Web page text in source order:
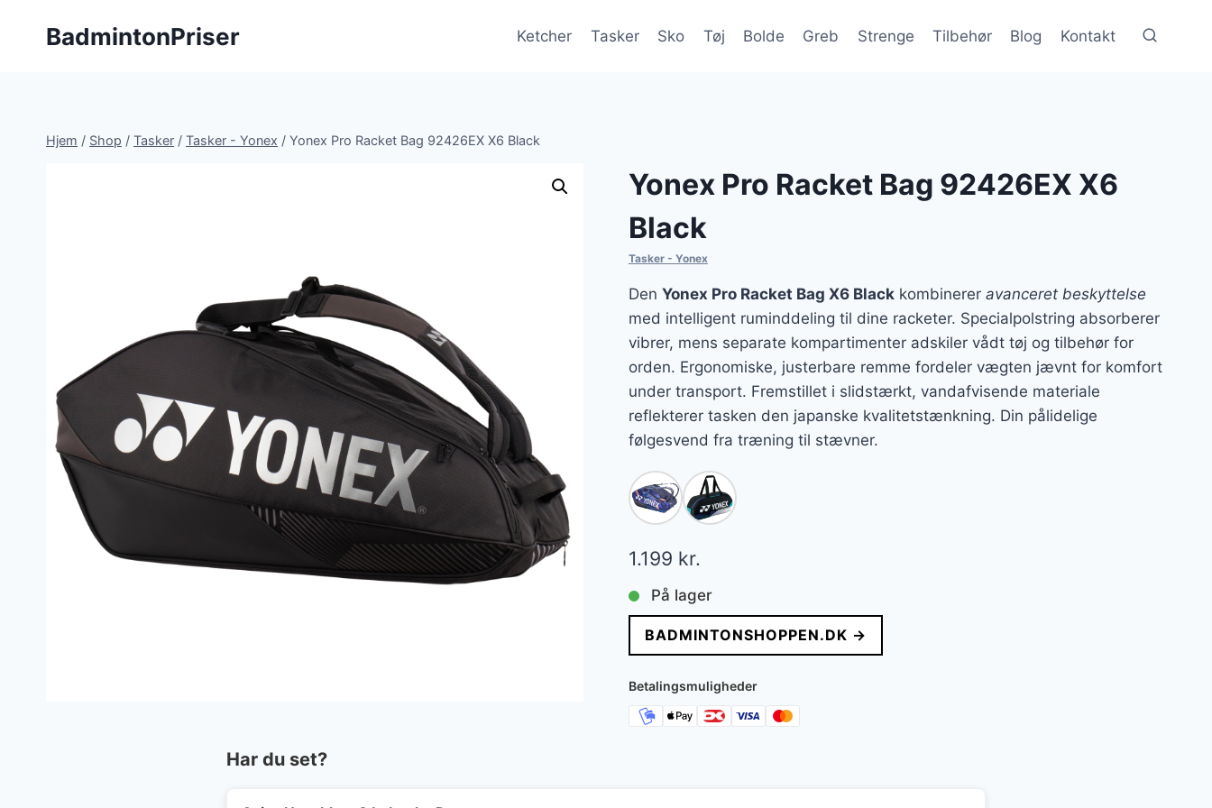
BadmintonPriser Ketcher Tasker Sko Tøj Bolde Greb Strenge Tilbehør Blog Kontakt
Hjem / Shop / Tasker / Tasker - Yonex / Yonex Pro Racket Bag 92426EX X6 Black
Yonex Pro Racket Bag 92426EX X6
Black
Tasker - Yonex
Den Yonex Pro Racket Bag X6 Blackkombinerer avanceret beskyttelse
med intelligent ruminddeling til dine racketer. Specialpolstring absorberer
vibrer, mens separate kompartimenter adskiler vådt tøj og tilbehør for
orden. Ergonomiske, justerbare remme fordeler vægten jævnt for komfort
under transport. Fremstillet i slidstærkt, vandafvisende materiale
reflekterer tasken den japanske kvalitetstænkning. Din pålidelige
følgesvend fra træning til stævner.
1.199 kr.
På lager
BADMINTONSHOPPEN.DK →
Betalingsmuligheder
Har du set?